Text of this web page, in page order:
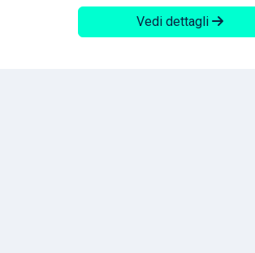
Vedi dettagli